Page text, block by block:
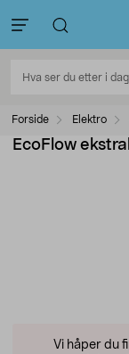
Forside Elektro
EcoFlow
Vi håper du